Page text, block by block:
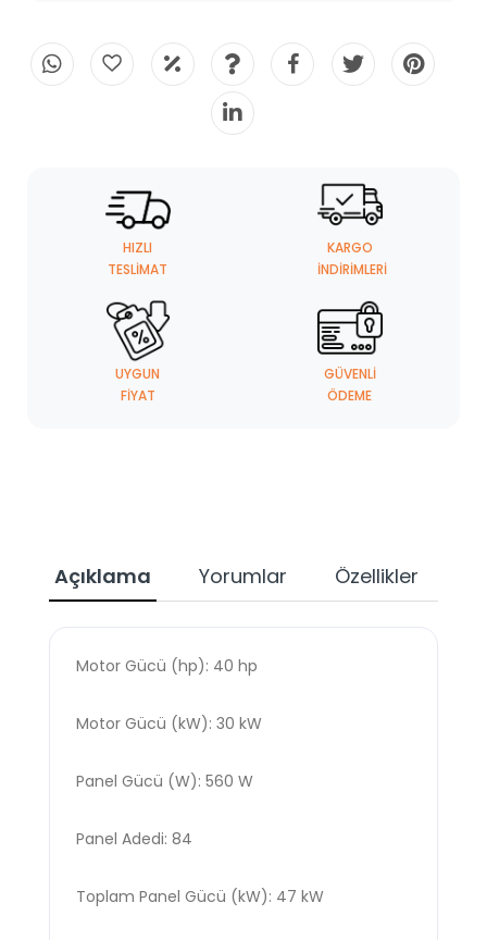
HIZLI
TESLIMAT
KARGO
İNDIRIMLERI
UYGUN
FIYAT
GÜVENLI
ÖDEME
Açıklama Yorumlar Özellikler
Motor Gücü (hp): 40 hp
Motor Gücü (kW): 30 kW
Panel Gücü (W): 560 W
Panel Adedi: 84
Toplam Panel Gücü (kW): 47 kW